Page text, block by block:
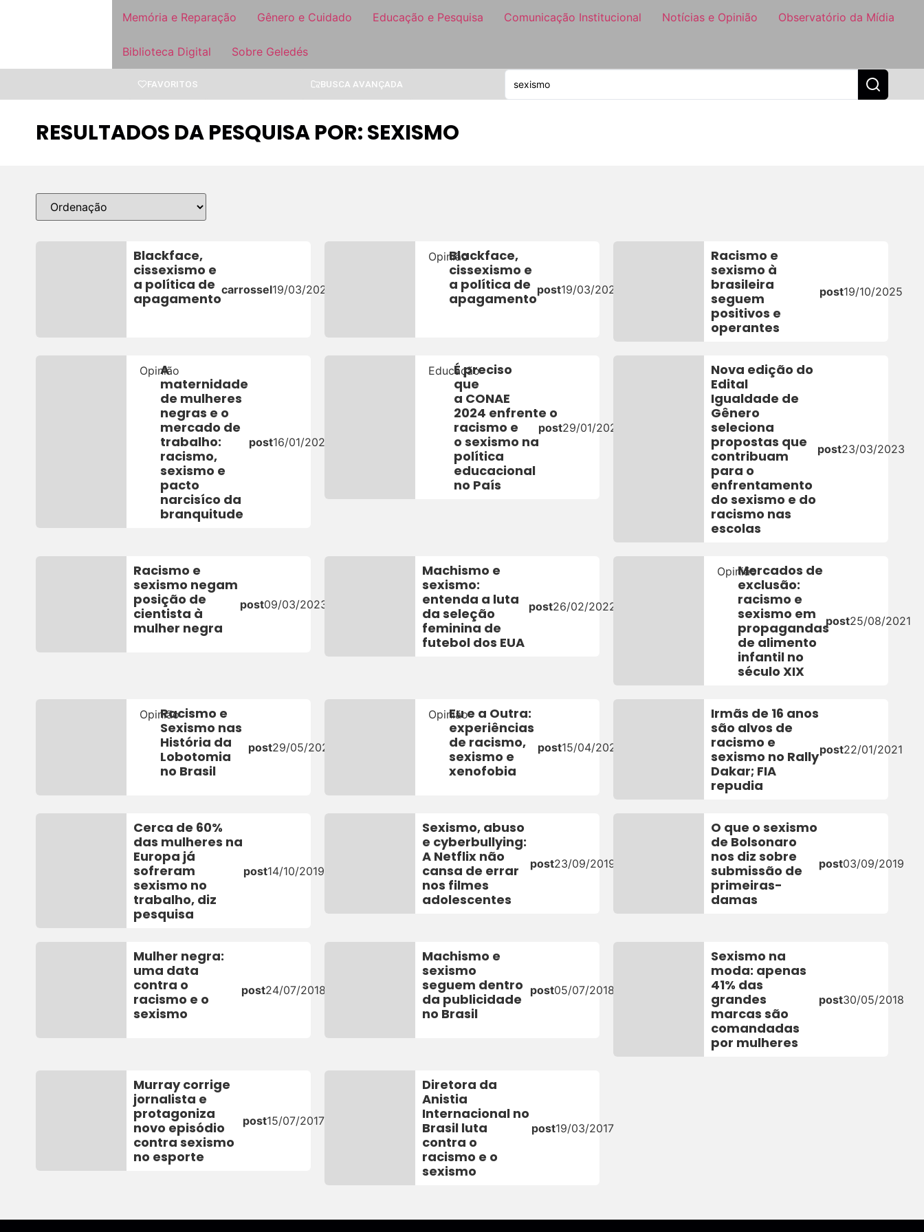
Memória e Reparação Gênero e Cuidado Educação e Pesquisa Comunicação Institucional Notícias e Opinião Observatório da Mídia
Biblioteca Digital Sobre Geledés
FAVORITOS BUSCA AVANÇADA
RESULTADOS DA PESQUISA POR: SEXISMO
Blackface,
cissexismo e
a política de
apagamento
carrossel19/03/2026
OpiniãoBlackface,
cissexismo e
a política de
apagamento
post19/03/2026
Racismo e
sexismo à
brasileira
seguem
positivos e
operantes
post19/10/2025
Opinião
A
maternidade
de mulheres
negras e o
mercado de
trabalho:
racismo,
sexismo e
pacto
narcisíco da
branquitude
post16/01/2025
EducaçãoÉ preciso
que
a CONAE
2024 enfrente o
racismo e
o sexismo na
política
educacional
no País
post29/01/2024
Nova edição do
Edital
Igualdade de
Gênero
seleciona
propostas que
contribuam
para o
enfrentamento
do sexismo e do
racismo nas
escolas
post23/03/2023
Racismo e
sexismo negam
posição de
cientista à
mulher negra
post09/03/2023
Machismo e
sexismo:
entenda a luta
da seleção
feminina de
futebol dos EUA
post26/02/2022
OpiniãoMercados de
exclusão:
racismo e
sexismo em
propagandas
de alimento
infantil no
século XIX
post25/08/2021
OpiniãoRacismo e
Sexismo nas
História da
Lobotomia
no Brasil
post29/05/2021
OpiniãoEu e a Outra:
experiências
de racismo,
sexismo e
xenofobia
post15/04/2021
Irmãs de 16 anos
são alvos de
racismo e
sexismo no Rally
Dakar; FIA
repudia
post22/01/2021
Cerca de 60%
das mulheres na
Europa já
sofreram
sexismo no
trabalho, diz
pesquisa
post14/10/2019
Sexismo, abuso
e cyberbullying:
A Netflix não
cansa de errar
nos filmes
adolescentes
post23/09/2019
O que o sexismo
de Bolsonaro
nos diz sobre
submissão de
primeiras-
damas
post03/09/2019
Mulher negra:
uma data
contra o
racismo e o
sexismo
post24/07/2018
Machismo e
sexismo
seguem dentro
da publicidade
no Brasil
post05/07/2018
Sexismo na
moda: apenas
41% das
grandes
marcas são
comandadas
por mulheres
post30/05/2018
Murray corrige
jornalista e
protagoniza
novo episódio
contra sexismo
no esporte
post15/07/2017
Diretora da
Anistia
Internacional no
Brasil luta
contra o
racismo e o
sexismo
post19/03/2017